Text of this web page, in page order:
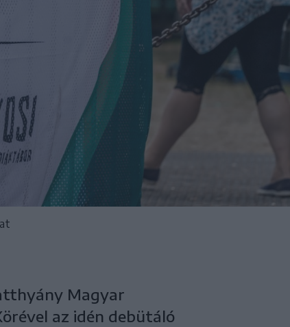
Magyar
az idén debütáló